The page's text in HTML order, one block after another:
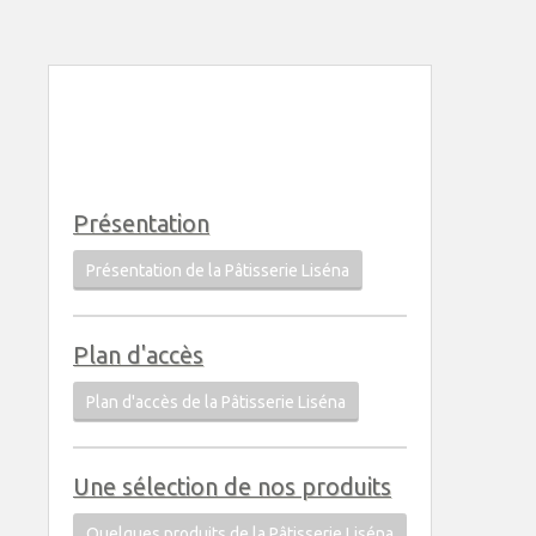
Présentation
Présentation de la Pâtisserie Liséna
Plan d'accès
Plan d'accès de la Pâtisserie Liséna
Une sélection de nos produits